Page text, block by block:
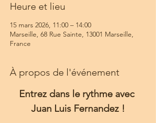
Heure et lieu
15 mars 2026, 11:00 – 14:00
Marseille, 68 Rue Sainte, 13001 Marseille,
France
À propos de l'événement
Entrez dans le rythme avec
Juan Luis Fernandez !